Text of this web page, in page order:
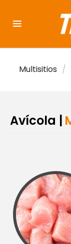
Multisitios /
Avícola |